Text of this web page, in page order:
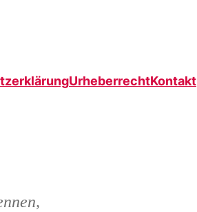
UrheberrechtKontakt